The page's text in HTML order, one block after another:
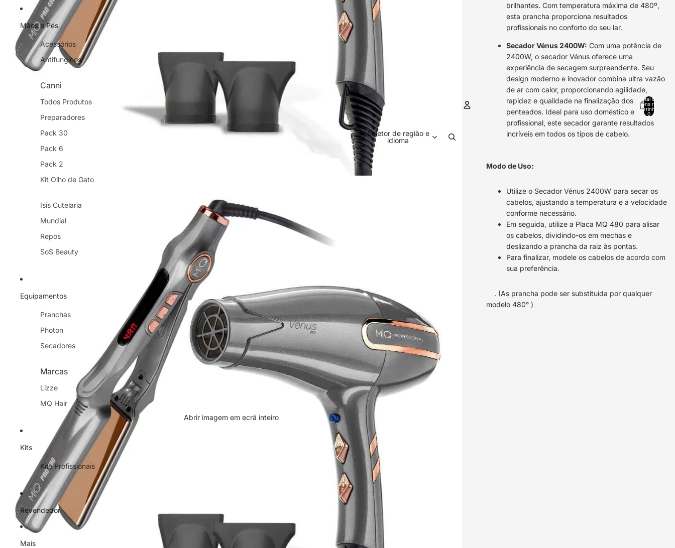
Mãos e Pés
Acessórios
Antifungicos
Canni
Todos Produtos
Preparadores
Pack 30
Pack 6
Pack 2
Kit Olho de Gato
Isis Cutelaria
Mundial
Repos
SoS Beauty
Equipamentos
Pranchas
Photon
Secadores
Marcas
Lizze
MQ Hair
Kits
Kits Profissionais
Revendedor
Mais
USD Seletor de região e
idioma
Encomendas
Total de
itens no
carrinho:
0
Abrir imagem em ecrã inteiro
brilhantes. Com temperatura máxima de 480º,
esta prancha proporciona resultados
profissionais no conforto do seu lar.
Secador Vénus 2400W: Com uma potência de
2400W, o secador Vénus oferece uma
experiência de secagem surpreendente. Seu
design moderno e inovador combina ultra vazão
de ar com calor, proporcionando agilidade,
rapidez e qualidade na finalização dos
penteados. Ideal para uso doméstico e
profissional, este secador garante resultados
incríveis em todos os tipos de cabelo.
Modo de Uso:
Utilize o Secador Vénus 2400W para secar os
cabelos, ajustando a temperatura e a velocidade
conforme necessário.
Em seguida, utilize a Placa MQ 480 para alisar
os cabelos, dividindo-os em mechas e
deslizando a prancha da raiz às pontas.
Para finalizar, modele os cabelos de acordo com
sua preferência.
. (As prancha pode ser substituída por qualquer
modelo 480° )